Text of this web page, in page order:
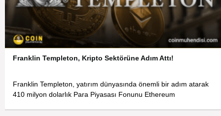
Franklin Templeton, Kripto Sektörüne Adım Attı!
Franklin Templeton, yatırım dünyasında önemli bir adım atarak
410 milyon dolarlık Para Piyasası Fonunu Ethereum